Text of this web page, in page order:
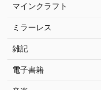
マインクラフト
ミラーレス
雑記
電子書籍